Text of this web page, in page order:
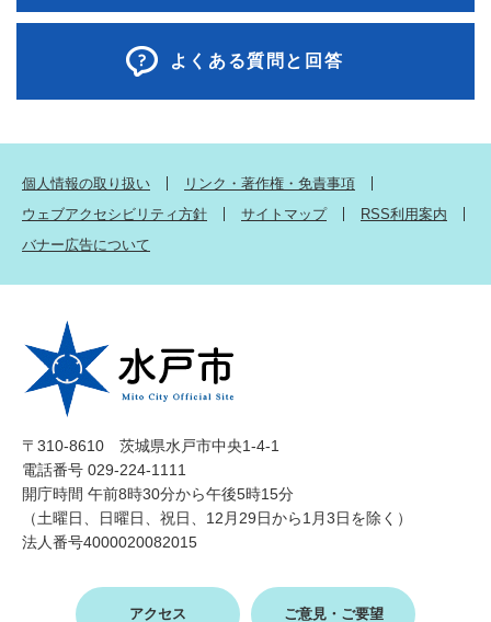
よくある質問と回答
個人情報の取り扱い
リンク・著作権・免責事項
ウェブアクセシビリティ方針
サイトマップ
RSS利用案内
バナー広告について
〒310-8610 茨城県水戸市中央1-4-1
電話番号 029-224-1111
開庁時間 午前8時30分から午後5時15分
（土曜日、日曜日、祝日、12月29日から1月3日を除く）
法人番号4000020082015
アクセス ご意見・ご要望